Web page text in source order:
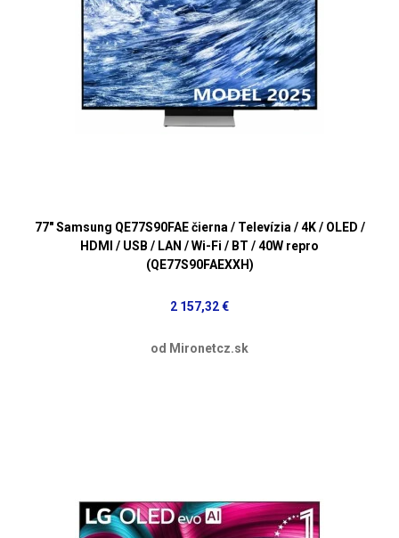
77" Samsung QE77S90FAE čierna / Televízia / 4K / OLED /
HDMI / USB / LAN / Wi-Fi / BT / 40W repro
(QE77S90FAEXXH)
2 157,32 €
od Mironetcz.sk